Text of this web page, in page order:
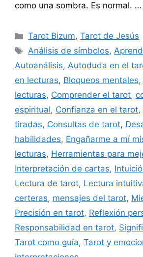
como una sombra. Es normal. …
Categorías
Tarot Bizum,Tarot de Jesús
Etiquetas
Análisis de símbolos,
Autoanálisis, Autoduda en el
en lecturas, Bloqueos mentales,
lecturas, Comprender el tarot,
espiritual, Confianza en el tarot,
tiradas, Consultas de tarot,
habilidades, Engañarme a mí
lecturas, Herramientas para
Interpretación de cartas,
Lectura de tarot, Lectura
certeras, mensajes del tarot,
Precisión en tarot, Reflexión
Responsabilidad en tarot,
Tarot como guía, Tarot y